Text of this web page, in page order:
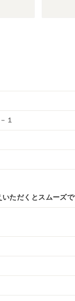
１
ただくとスムーズで